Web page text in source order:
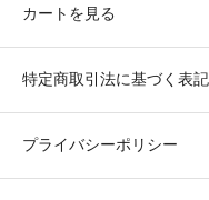
カートを見る
特定商取引法に基づく表記
プライバシーポリシー